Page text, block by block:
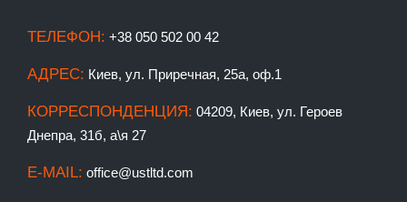
ТЕЛЕФОН: +38 050 502 00 42
АДРЕС: Киев, ул. Приречная, 25а, оф.1
КОРРЕСПОНДЕНЦИЯ: 04209, Киев, ул. Героев
Днепра, 31б, а\я 27
E-MAIL: office@ustltd.com